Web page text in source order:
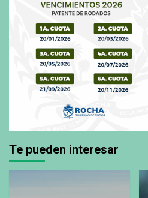
Te pueden interesar